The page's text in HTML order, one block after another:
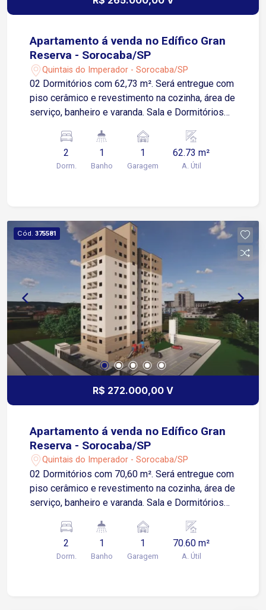
Apartamento á venda no Edífico Gran
Reserva - Sorocaba/SP
Quintais do Imperador - Sorocaba/SP
02 Dormitórios com 62,73 m². Será entregue com
piso cerâmico e revestimento na cozinha, área de
serviço, banheiro e varanda. Sala e Dormitórios
espaçosa área externa Apartamento possui 01
Vaga de Garagem Descoberta e Fixa para um
veículo de pequeno ou médio porte Condomínio:
2
Dorm.
1
Banho
1
Garagem
62.73 m²
A. Útil
Cód. 375581
R$ 272.000,00 V
Apartamento á venda no Edífico Gran
Reserva - Sorocaba/SP
Quintais do Imperador - Sorocaba/SP
02 Dormitórios com 70,60 m². Será entregue com
piso cerâmico e revestimento na cozinha, área de
serviço, banheiro e varanda. Sala e Dormitórios
possui 01 Vaga de Garagem Descoberta e Fixa
para um veículo de pequeno ou médio porte
Condomínio: torre única, 2 elevadores,
2
Dorm.
1
Banho
1
Garagem
70.60 m²
A. Útil